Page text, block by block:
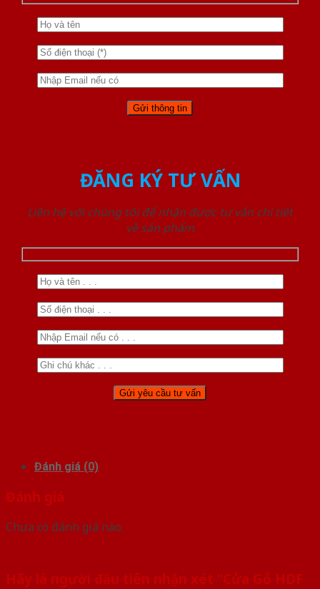
ĐĂNG KÝ TƯ VẤN
Liên hệ với chúng tôi để nhận được tư vấn chi tiết
về sản phẩm
Đánh giá (0)
Đánh giá
Chưa có đánh giá nào.
Hãy là người đầu tiên nhận xét “Cửa Gỗ HDF